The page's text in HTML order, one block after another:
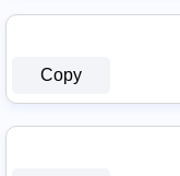
Copy